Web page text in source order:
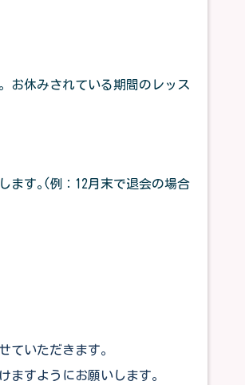
お休みされている期間のレッス
ます｡(例：12月末で退会の場合
ていただきます。
すようにお願いします。